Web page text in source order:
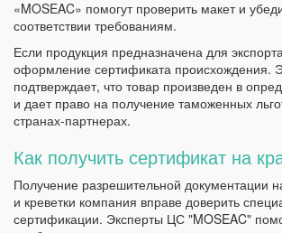
«MOSEAC» помогут проверить макет и
соответствии требованиям.
Если продукция предназначена для
оформление сертификата происхождения.
подтверждает, что товар произведен в
и дает право на получение таможенных
странах-партнерах.
Как получить сертификат на
Получение разрешительной документации
и креветки компания вправе доверить
сертификации. Эксперты ЦС "MOSEAC"